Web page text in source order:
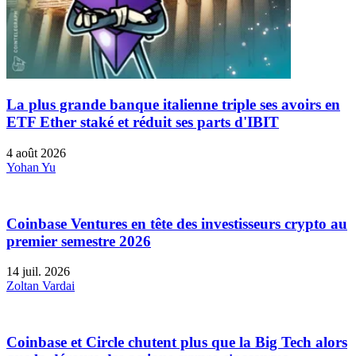
La plus grande banque italienne triple ses avoirs en
ETF Ether staké et réduit ses parts d'IBIT
4 août 2026
Yohan Yu
Coinbase Ventures en tête des investisseurs crypto au
premier semestre 2026
14 juil. 2026
Zoltan Vardai
Coinbase et Circle chutent plus que la Big Tech alors